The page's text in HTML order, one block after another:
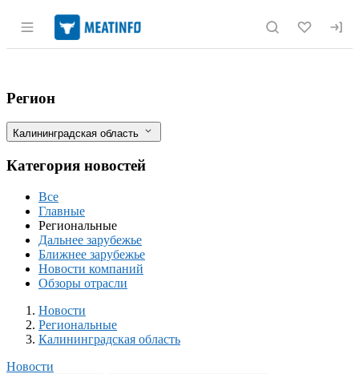
Раздел навигации по сайту
В Калининградской области
Фильтры
Регион
Калининградская область
Категория новостей
Все
Главные
Региональные
Дальнее зарубежье
Ближнее зарубежье
Новости компаний
Обзоры отрасли
Новости
Разделы
Новости
Региональные
Калининградская область
Новости